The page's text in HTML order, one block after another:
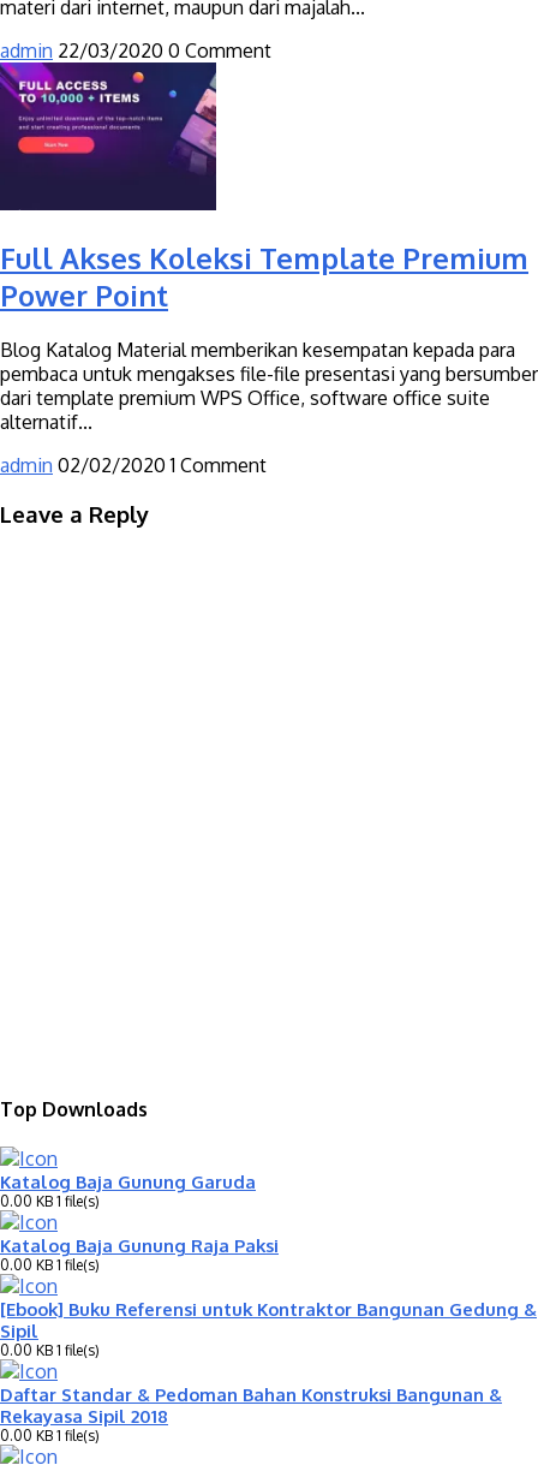
materi dari internet, maupun dari majalah...
admin 22/03/2020 0 Comment
Full Akses Koleksi Template Premium
Power Point
Blog Katalog Material memberikan kesempatan kepada para
pembaca untuk mengakses file-file presentasi yang bersumber
dari template premium WPS Office, software office suite
alternatif...
admin 02/02/2020 1 Comment
Leave a Reply
Top Downloads
Katalog Baja Gunung Garuda
0.00 KB 1 file(s)
Katalog Baja Gunung Raja Paksi
0.00 KB 1 file(s)
[Ebook] Buku Referensi untuk Kontraktor Bangunan Gedung &
Sipil
0.00 KB 1 file(s)
Daftar Standar & Pedoman Bahan Konstruksi Bangunan &
Rekayasa Sipil 2018
0.00 KB 1 file(s)